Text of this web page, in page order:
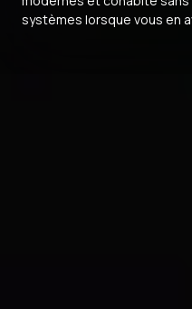
systèmes lorsque vous en